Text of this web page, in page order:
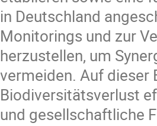
in Deutschland
Monitorings und zur
herzustellen, um
vermeiden. Auf dieser
Biodiversitätsverlust
und gesellschaftliche